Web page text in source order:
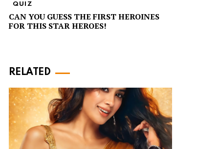
QUIZ
CAN YOU GUESS THE FIRST HEROINES
FOR THIS STAR HEROES!
RELATED